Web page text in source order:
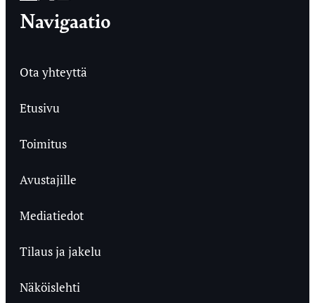
Navigaatio
Ota yhteyttä
Etusivu
Toimitus
Avustajille
Mediatiedot
Tilaus ja jakelu
Näköislehti